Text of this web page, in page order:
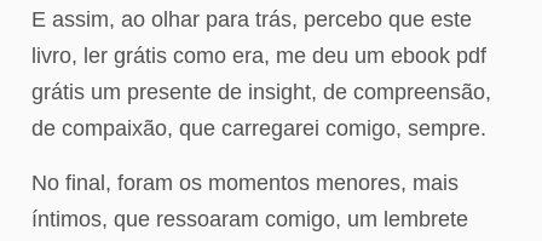
E assim, ao olhar para trás, percebo que este
livro, ler grátis como era, me deu um ebook pdf
grátis um presente de insight, de compreensão,
de compaixão, que carregarei comigo, sempre.
No final, foram os momentos menores, mais
íntimos, que ressoaram comigo, um lembrete